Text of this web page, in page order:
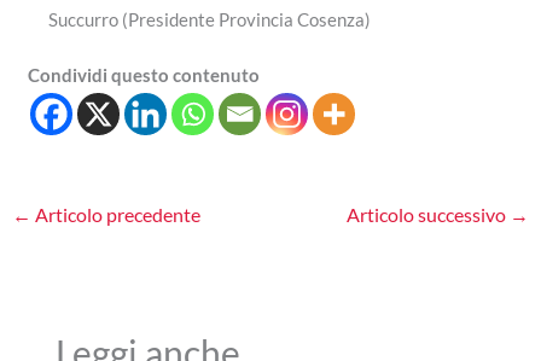
Succurro (Presidente Provincia Cosenza)
Condividi questo contenuto
← Articolo precedente Articolo successivo →